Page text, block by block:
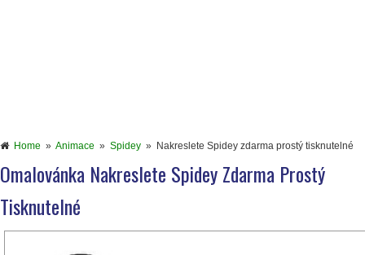
Home » Animace » Spidey » Nakreslete Spidey zdarma prostý tisknutelné
Omalovánka Nakreslete Spidey Zdarma Prostý
Tisknutelné